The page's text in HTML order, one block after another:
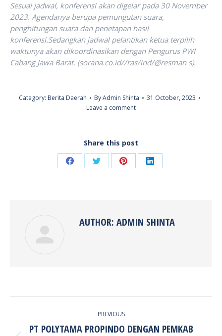
Sesuai jadwal, konferensi akan digelar pada 30 November
2023. Agendanya berupa pemungutan suara,
penghitungan suara dan penetapan hasil
konferensi.Sedangkan jadwal pelantikan ketua terpilih
waktunya akan dikoordinasikan dengan Pengurus PWI
Cabang Jawa Barat. (sorana.co.id//ras/ind/@resman s).
Category: Berita Daerah ByAdmin Shinta
31 October, 2023
Leave a comment
Share this post
Share Share Share Share
AUTHOR: ADMIN SHINTA
PREVIOUS
PT POLYTAMA PROPINDO DENGAN PEMKAB